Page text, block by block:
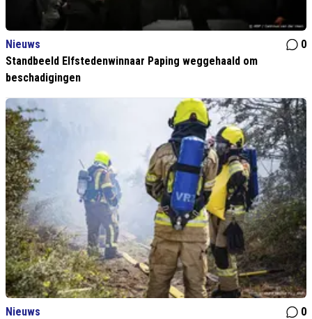
Nieuws
0
Standbeeld Elfstedenwinnaar Paping weggehaald om
beschadigingen
Nieuws
0